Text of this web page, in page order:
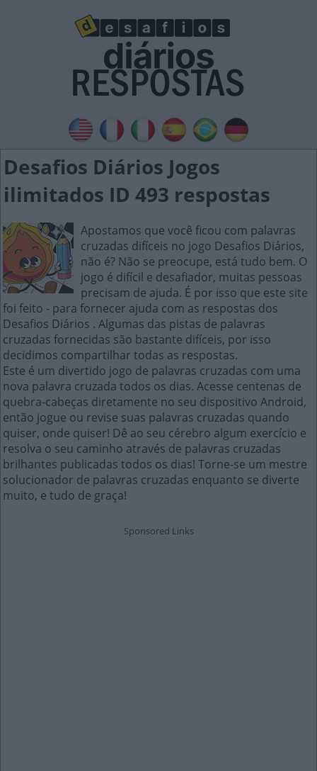
Desafios Diários Jogos
ilimitados ID 493 respostas
Apostamos que você ficou com palavras
cruzadas difíceis no jogo Desafios Diários,
não é? Não se preocupe, está tudo bem. O
jogo é difícil e desafiador, muitas pessoas
precisam de ajuda. É por isso que este site
foi feito - para fornecer ajuda com as respostas dos
Desafios Diários . Algumas das pistas de palavras
cruzadas fornecidas são bastante difíceis, por isso
decidimos compartilhar todas as respostas.
Este é um divertido jogo de palavras cruzadas com uma
nova palavra cruzada todos os dias. Acesse centenas de
quebra-cabeças diretamente no seu dispositivo Android,
então jogue ou revise suas palavras cruzadas quando
quiser, onde quiser! Dê ao seu cérebro algum exercício e
resolva o seu caminho através de palavras cruzadas
brilhantes publicadas todos os dias! Torne-se um mestre
solucionador de palavras cruzadas enquanto se diverte
muito, e tudo de graça!